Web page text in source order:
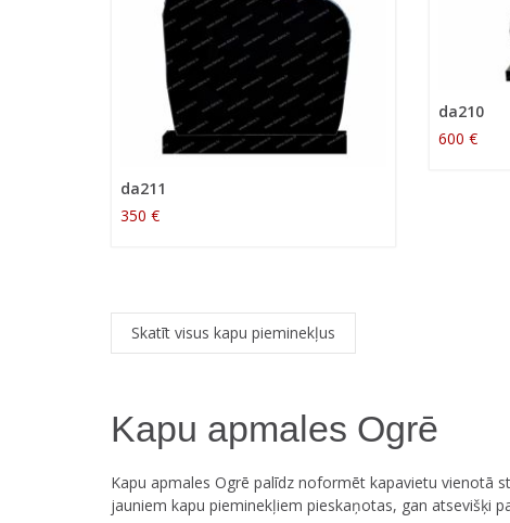
da211
350 €
da210
600 €
Skatīt visus kapu pieminekļus
Kapu apmales Ogrē
Kapu apmales Ogrē palīdz noformēt kapavietu vienotā
jauniem kapu pieminekļiem pieskaņotas, gan atsevišķi